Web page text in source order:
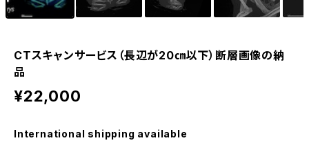
CTスキャンサービス（長辺が20㎝以下）断層画像の納
品
¥22,000
International shipping available